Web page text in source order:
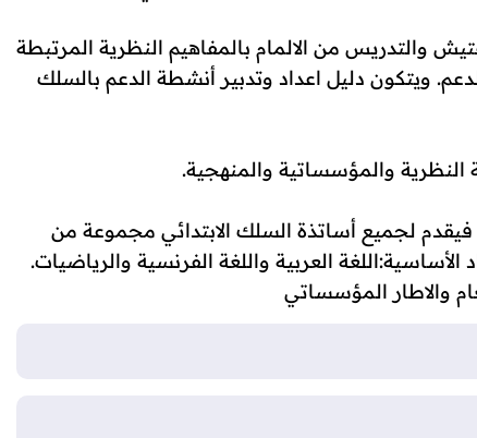
والتدريس من الالمام بالمفاهيم النظرية المرتبطة
ويتكون دليل اعداد وتدبير أنشطة الدعم بالسلك
والمؤسساتية والمنهجية.
فيقدم لجميع أساتذة السلك الابتدائي مجموعة من
الأساسية:اللغة العربية واللغة الفرنسية والرياضيات.
والاطار المؤسساتي